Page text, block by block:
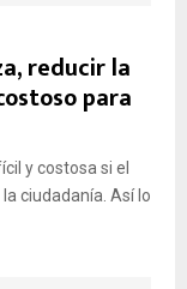
reducir la
para
y costosa si el
ciudadanía. Así lo